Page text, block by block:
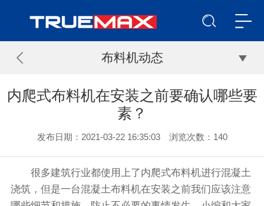
布料机动态
内爬式布料机在安装之前要确认哪些要
素？
发布日期：2021-03-22 16:35:03 浏览次数： 140
很多建筑行业都使用上了内爬式布料机进行混凝土
浇筑，但是一台混凝土布料机在安装之前我们应该注意